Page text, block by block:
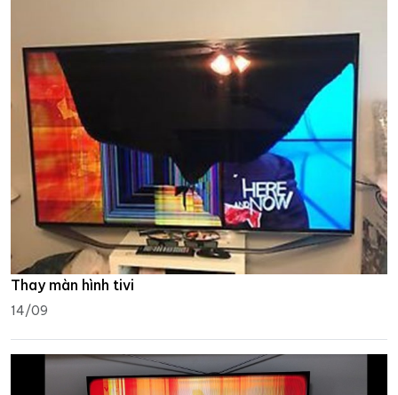
Thay màn hình tivi
14/09